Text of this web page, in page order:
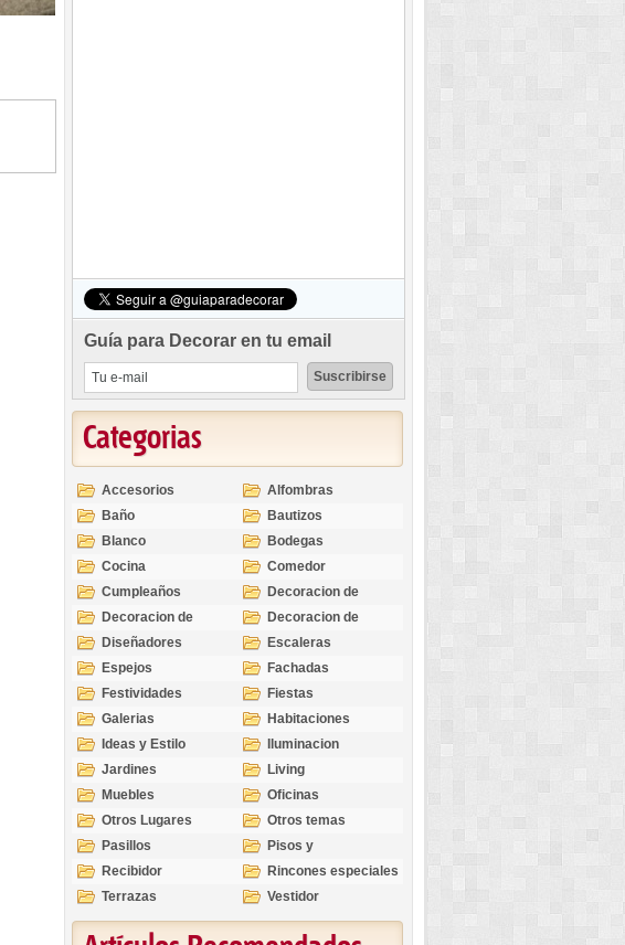
Guía para Decorar en tu email
Categorias
Accesorios
Alfombras
Baño
Bautizos
Blanco
Bodegas
Cocina
Comedor
Cumpleaños
Decoracion de
Exteriores
Decoracion de
Interiores
Decoracion de
Ocasiones
Diseñadores
Escaleras
Espejos
Fachadas
Festividades
Fiestas
Galerias
Habitaciones
Ideas y Estilo
Iluminacion
Jardines
Living
Muebles
Oficinas
Otros Lugares
Otros temas
Pasillos
Pisos y
revestimientos
Recibidor
Rincones especiales
Terrazas
Vestidor